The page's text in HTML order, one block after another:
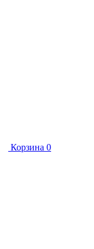
Корзина 0